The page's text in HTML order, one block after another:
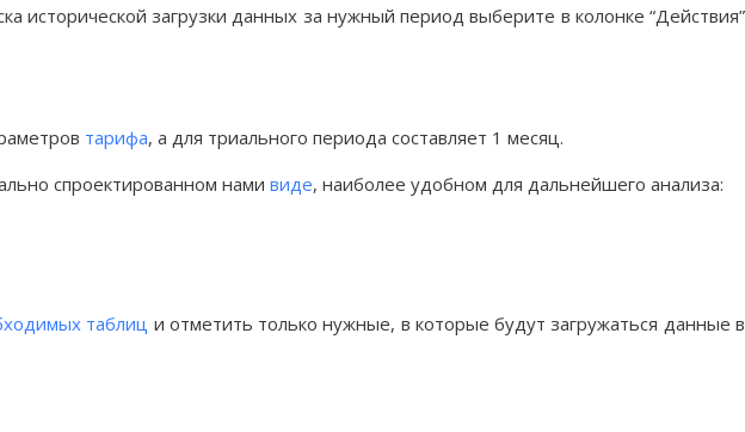
загрузки данных за нужный период выберите в колонке “Действия”
тарифа, а для триального периода составляет 1 месяц.
спроектированном нами виде, наиболее удобном для дальнейшего анализа:
таблиц и отметить только нужные, в которые будут загружаться данные в